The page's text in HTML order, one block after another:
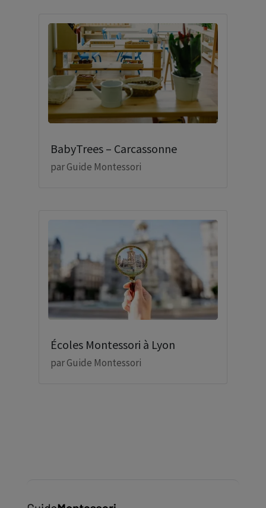
BabyTrees – Carcassonne
parGuide Montessori
Écoles Montessori à Lyon
parGuide Montessori